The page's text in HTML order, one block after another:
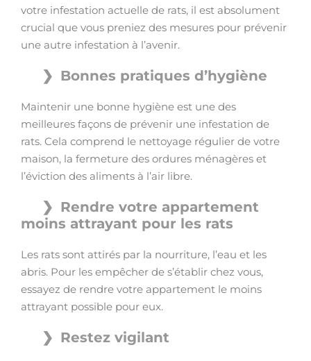
votre infestation actuelle de rats, il est absolument
crucial que vous preniez des mesures pour prévenir
une autre infestation à l’avenir.
Bonnes pratiques d’hygiène
Maintenir une bonne hygiène est une des
meilleures façons de prévenir une infestation de
rats. Cela comprend le nettoyage régulier de votre
maison, la fermeture des ordures ménagères et
l’éviction des aliments à l’air libre.
Rendre votre appartement
moins attrayant pour les rats
Les rats sont attirés par la nourriture, l’eau et les
abris. Pour les empêcher de s’établir chez vous,
essayez de rendre votre appartement le moins
attrayant possible pour eux.
Restez vigilant